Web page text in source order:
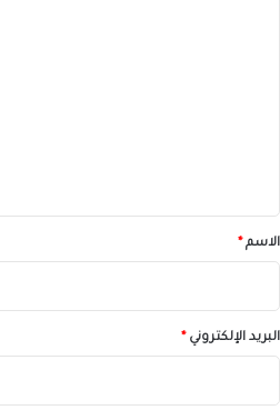
*الاسم *
البريد الإلكتروني *